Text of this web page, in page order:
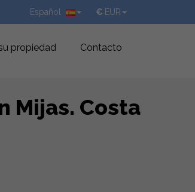
€ EUR
Español
propiedad Contacto
Mijas. Costa